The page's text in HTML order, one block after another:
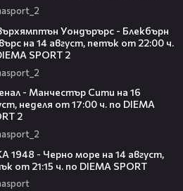
Уондърърс - Блекбърн
на 14 август, петък от 22:00 ч.
SPORT 2
- Манчестър Сити на 16
неделя от 17:00 ч. по DIEMA
2
1948 - Черно море на 14 август,
от 21:15 ч. по DIEMA SPORT